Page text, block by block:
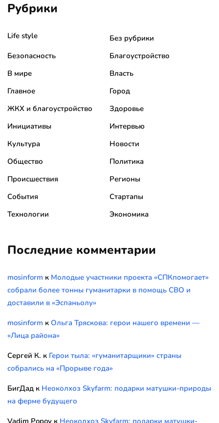
Рубрики
Life style
Без рубрики
Безопасность
Благоустройство
В мире
Власть
Главное
Город
ЖКХ и благоустройство
Здоровье
Инициативы
Интервью
Культура
Новости
Общество
Политика
Происшествия
Регионы
События
Стартапы
Технологии
Экономика
Последние комментарии
mosinform к Молодые участники проекта «СПКпомогает»
собрали более тонны гуманитарки в помощь СВО и
доставили в «Эспаньолу»
mosinform к Ольга Тряскова: герои нашего времени —
«Лица района»
Сергей К. к Герои тыла: «гуманитарщики» страны
собрались на «Прорыве года»
БигДад к Неоколхоз Skyfarm: подарки матушки-природы
на ферме будущего